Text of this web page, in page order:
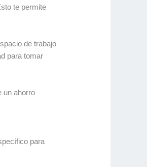
te permite
de trabajo
para tomar
un ahorro
para